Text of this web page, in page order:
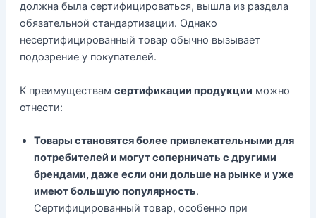
должна была сертифицироваться, вышла из раздела
обязательной стандартизации. Однако
несертифицированный товар обычно вызывает
подозрение у покупателей.
К преимуществам сертификации продукции можно
отнести:
Товары становятся более привлекательными для
потребителей и могут соперничать с другими
брендами, даже если они дольше на рынке и уже
имеют большую популярность.
Сертифицированный товар, особенно при